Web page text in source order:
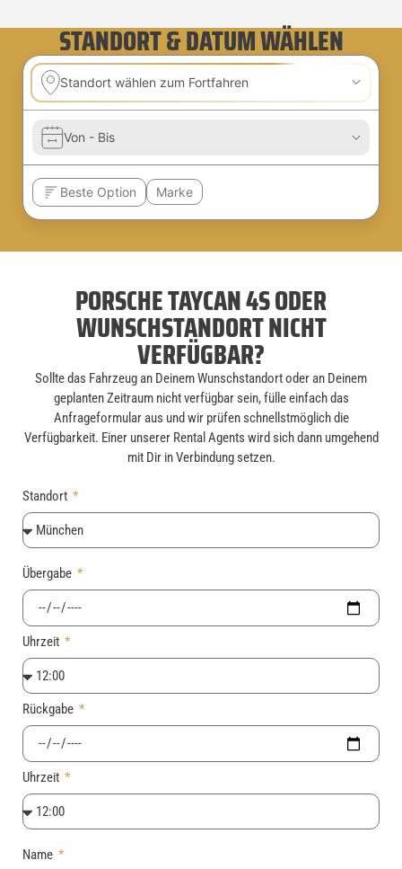
STANDORT & DATUM WÄHLEN
PORSCHE TAYCAN 4S ODER
WUNSCHSTANDORT NICHT
VERFÜGBAR?
Sollte das Fahrzeug an Deinem Wunschstandort oder an Deinem
geplanten Zeitraum nicht verfügbar sein, fülle einfach das
Anfrageformular aus und wir prüfen schnellstmöglich die
Verfügbarkeit. Einer unserer Rental Agents wird sich dann umgehend
mit Dir in Verbindung setzen.
Standort
Übergabe
Uhrzeit
Rückgabe
Uhrzeit
Name